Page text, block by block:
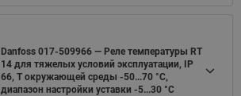
Danfoss 017-509966 — Реле температуры RT
14 для тяжелых условий эксплуатации, IP
66, T окружающей среды -50...70 °C,
диапазон настройки уставки -5...30 °C